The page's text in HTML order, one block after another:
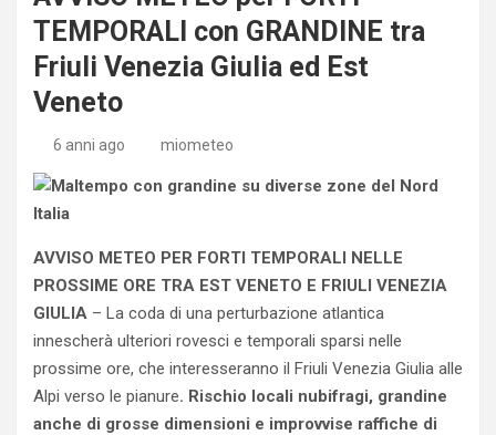
TEMPORALI con GRANDINE tra
Friuli Venezia Giulia ed Est
Veneto
6 anni ago miometeo
AVVISO METEO PER FORTI TEMPORALI NELLE
PROSSIME ORE TRA EST VENETO E FRIULI VENEZIA
GIULIA – La coda di una perturbazione atlantica
innescherà ulteriori rovesci e temporali sparsi nelle
prossime ore, che interesseranno il Friuli Venezia Giulia alle
Alpi verso le pianure. Rischio locali nubifragi, grandine
anche di grosse dimensioni e improvvise raffiche di